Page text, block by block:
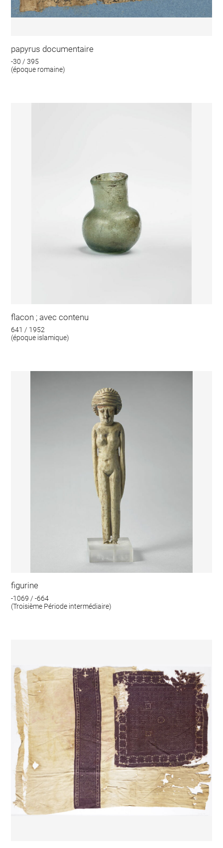
papyrus documentaire
-30 / 395
(époque romaine)
flacon ; avec contenu
641 / 1952
(époque islamique)
figurine
-1069 / -664
(Troisième Période intermédiaire)